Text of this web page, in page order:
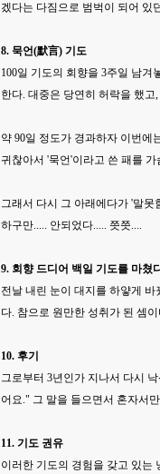
겠다는 다짐으로 범벅이 되어 있
8. 묵언(默言) 기도
100일 기도의 회향을 3주일 남
한다. 대중은 당연히 허락을 했
약 90일 정도가 경과하자 이번에
귀찮아서 '묵언'이라고 쓴 패를
그래서 다시 그 아래에다가 '말
하구만..... 안되었다..... 쯧쯧....
9. 회향 드디어 백일 기도를 마쳤
전날 내린 눈이 대지를 하얗게
다. 참으로 원만한 성취가 된 셈이
10. 후기
그로부터 3년인가 지나서 다시
어요." 그 말을 들으면서 혼자서
11. 기도 권유
이러한 기도의 경험을 갖고 있는